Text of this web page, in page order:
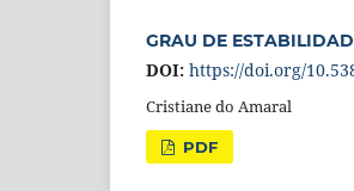
GRAU DE
DOI: https://doi.org/
Cristiane do Amaral
PDF